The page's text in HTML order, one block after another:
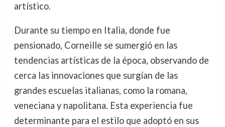
artístico.
Durante su tiempo en Italia, donde fue
pensionado, Corneille se sumergió en las
tendencias artísticas de la época, observando de
cerca las innovaciones que surgían de las
grandes escuelas italianas, como la romana,
veneciana y napolitana. Esta experiencia fue
determinante para el estilo que adoptó en sus